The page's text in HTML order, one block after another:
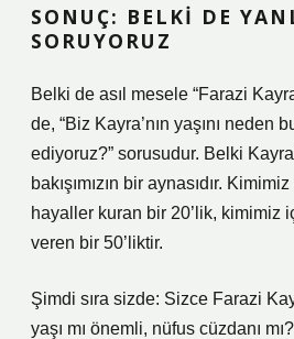
SONUÇ: BELKI DE
SORUYORUZ
Belki de asıl mesele “Farazi
de, “Biz Kayra’nın yaşını neden
ediyoruz?” sorusudur. Belki
bakışımızın bir aynasıdır.
hayaller kuran bir 20’lik, kimimiz
veren bir 50’liktir.
Şimdi sıra sizde: Sizce Farazi
yaşı mı önemli, nüfus cüzdanı